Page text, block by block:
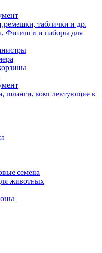
таблички и др.
Фитинги и наборы для
шланги, комплектующие к
семена
животных